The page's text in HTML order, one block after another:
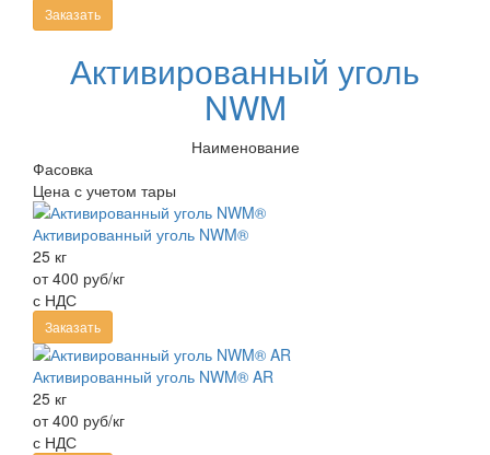
Заказать
Активированный уголь
NWM
Наименование
Фасовка
Цена с учетом тары
Активированный уголь NWM®
25 кг
от 400 руб/кг
с НДС
Заказать
Активированный уголь NWM® AR
25 кг
от 400 руб/кг
с НДС